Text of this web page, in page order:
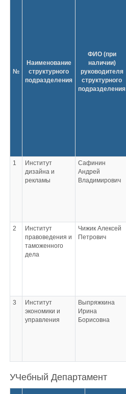
№
Наименование
структурного
подразделения
ФИО (при
наличии)
руководителя
структурного
подразделения
1
Институт
дизайна и
рекламы
Сафинин
Андрей
Владимирович
2
Институт
правоведения и
таможенного
дела
Чижик Алексей
Петрович
3
Институт
экономики и
управления
Выпряжкина
Ирина
Борисовна
УЧебный Департамент